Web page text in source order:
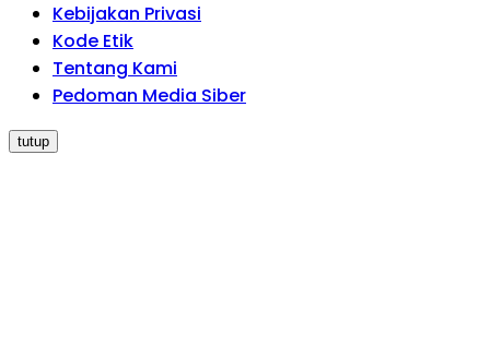
Kebijakan Privasi
Kode Etik
Tentang Kami
Pedoman Media Siber
tutup